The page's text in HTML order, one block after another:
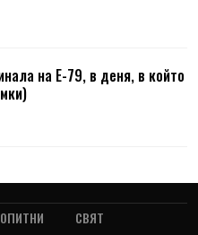
на Е-79, в деня, в който
СВЯТ